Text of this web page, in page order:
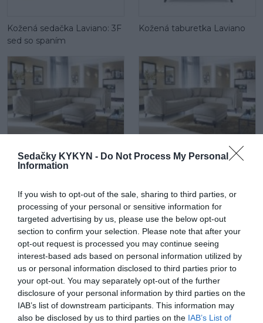
Sedačky KYKYN - Do Not Process My Personal
Information
If you wish to opt-out of the sale, sharing to third parties, or
processing of your personal or sensitive information for
targeted advertising by us, please use the below opt-out
section to confirm your selection. Please note that after your
opt-out request is processed you may continue seeing
interest-based ads based on personal information utilized by
us or personal information disclosed to third parties prior to
your opt-out. You may separately opt-out of the further
disclosure of your personal information by third parties on the
IAB’s list of downstream participants. This information may
also be disclosed by us to third parties on the IAB’s List of
Kožená sedačka Laviano: 3F
sed so spaním
Kožená taburetka Laviano
Laviano (242 x 242 cm)
Kožená rohová sedačka
Laviano (286 x 242 cm)
Kožená rohová sedačka
Laviano (231 x 275 cm) s
rozkladom na spanie
Kožená rohová sedačka
Laviano (286 x 286 cm)